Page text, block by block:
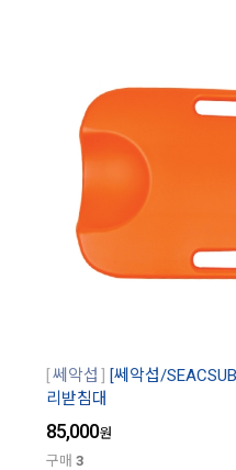
쎄악섭
[쎄악섭/
리받침대
85,000원
구매 3